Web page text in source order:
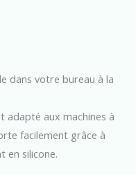
dans votre bureau à la
adapté aux machines à
facilement grâce à
en silicone.